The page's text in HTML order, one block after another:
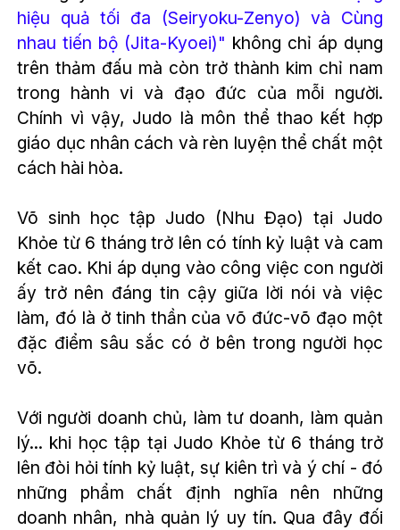
hiệu quả tối đa (Seiryoku-Zenyo) và Cùng
nhau tiến bộ (Jita-Kyoei)" không chỉ áp dụng
trên thảm đấu mà còn trở thành kim chỉ nam
trong hành vi và đạo đức của mỗi người.
Chính vì vậy, Judo là môn thể thao kết hợp
giáo dục nhân cách và rèn luyện thể chất một
cách hài hòa.
Võ sinh học tập Judo (Nhu Đạo) tại Judo
Khỏe từ 6 tháng trở lên có tính kỷ luật và cam
kết cao. Khi áp dụng vào công việc con người
ấy trở nên đáng tin cậy giữa lời nói và việc
làm, đó là ở tinh thần của võ đức-võ đạo một
đặc điểm sâu sắc có ở bên trong người học
võ.
Với người doanh chủ, làm tư doanh, làm quản
lý... khi học tập tại Judo Khỏe từ 6 tháng trở
lên đòi hỏi tính kỷ luật, sự kiên trì và ý chí - đó
những phẩm chất định nghĩa nên những
doanh nhân, nhà quản lý uy tín. Qua đây đối